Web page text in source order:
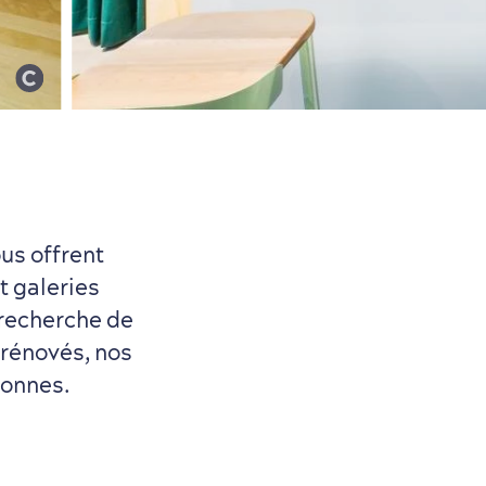
offrent
galeries
de
nos